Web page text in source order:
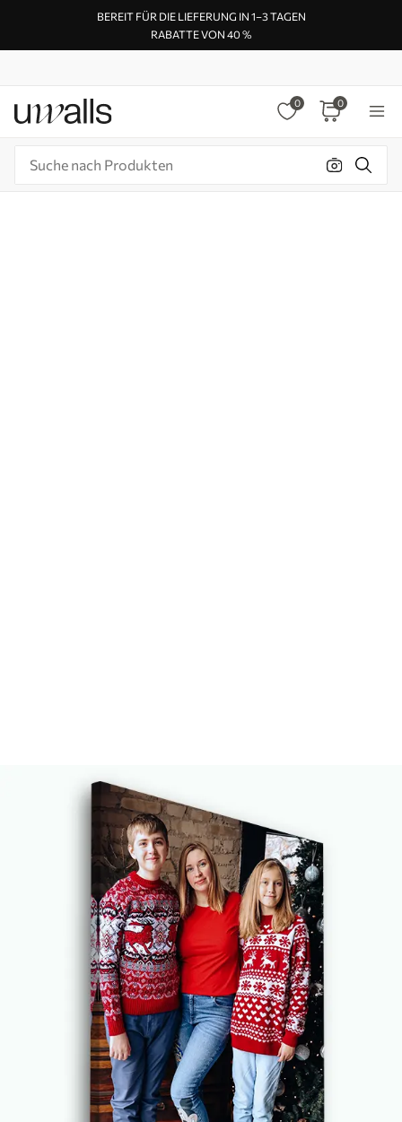
BEREIT FÜR DIE LIEFERUNG IN 1–3 TAGEN
RABATTE VON 40 %
0 0